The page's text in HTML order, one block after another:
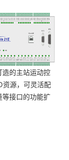
的主站运动控
资源，可灵活配
等接口的功能扩